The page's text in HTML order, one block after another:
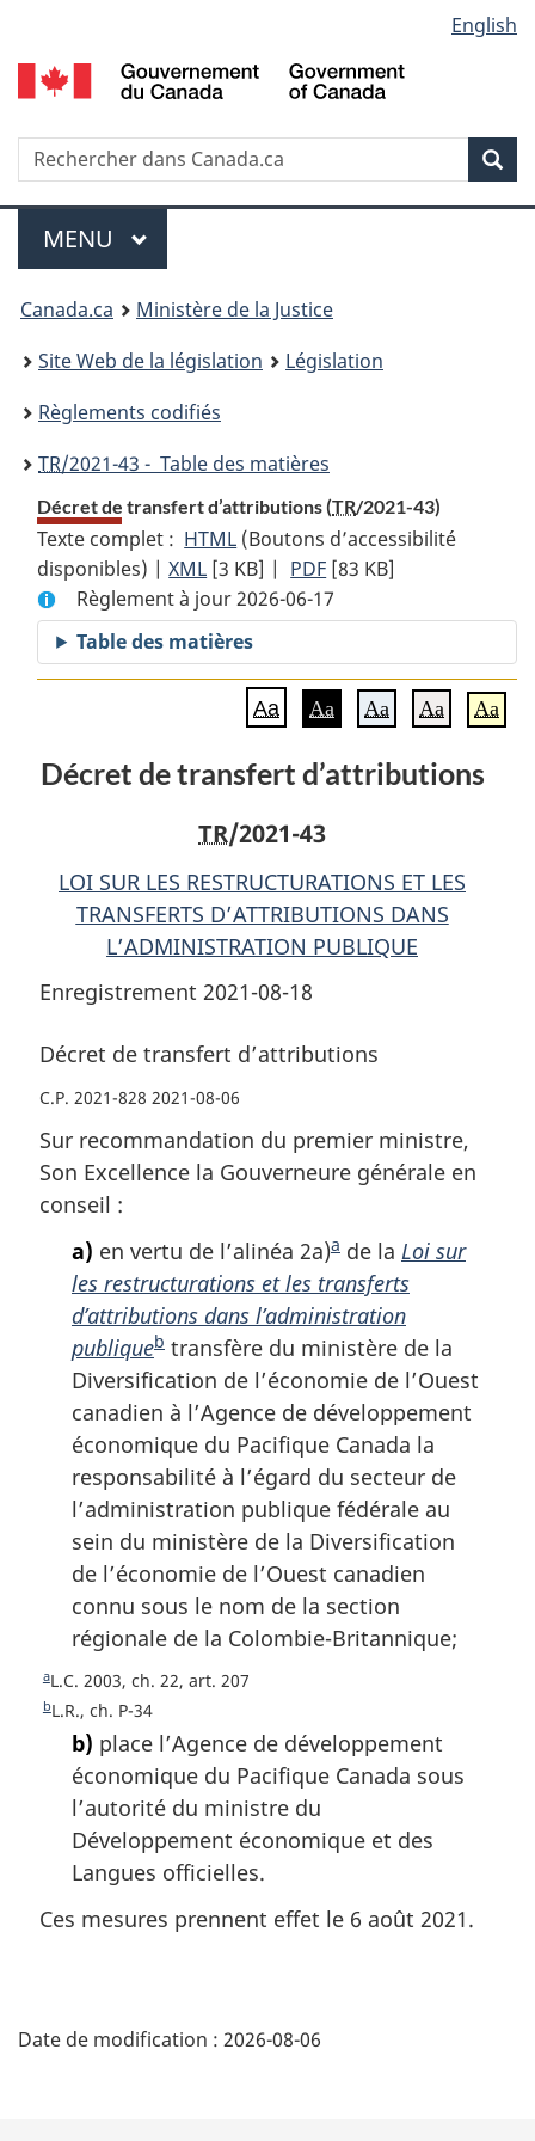
au
contenu
propos
de
la
HTML
simplifiée
selection
English
Recherche
Menu
MENU PRINCIPAL
You
are
here:
Canada.ca
Ministère de la Justice
Site Web de la législation
Législation
Règlements codifiés
TR/2021-43 - Table des matières
Décret de transfert d’attributions (TR/2021-43)
Texte complet : HTML Texte
complet
:
Décret
de
transfert
d’attributions
(Boutons d’accessibilité
disponibles) |XML Texte
complet
:
Décret
de
transfert
[3 KB] | PDF Texte
complet
:
Décret
de
transfert
[83 KB]
Règlement à jour 2026-06-17
Table des matières
Aa Aa Aa Aa Aa
Décret de transfert d’attributions
TR/2021-43
LOI SUR LES RESTRUCTURATIONS ET LES
TRANSFERTS D’ATTRIBUTIONS DANS
L’ADMINISTRATION PUBLIQUE
Enregistrement 2021-08-18
Décret de transfert d’attributions
C.P. 2021-828 2021-08-06
Sur recommandation du premier ministre,
Son Excellence la Gouverneure générale en
conseil :
a) en vertu de l’alinéa 2a)N
o
t
e
d
e
b
a
s
d
e
p
a
a de la Loi sur
les restructurations et les transferts
d’attributions dans l’administration
publiqueN
o
t
e
d
e
b
a
s
d
e
a
g
e
b transfère du ministère de la
Diversification de l’économie de l’Ouest
canadien à l’Agence de développement
économique du Pacifique Canada la
responsabilité à l’égard du secteur de
l’administration publique fédérale au
sein du ministère de la Diversification
de l’économie de l’Ouest canadien
connu sous le nom de la section
régionale de la Colombie-Britannique;
R
e
r
e
aL.C. 2003, ch. 22, art. 207
R
a
r
bL.R., ch. P-34
b) place l’Agence de développement
économique du Pacifique Canada sous
l’autorité du ministre du
Développement économique et des
Langues officielles.
Ces mesures prennent effet le 6 août 2021.
é
Date de modification : 2026-08-06